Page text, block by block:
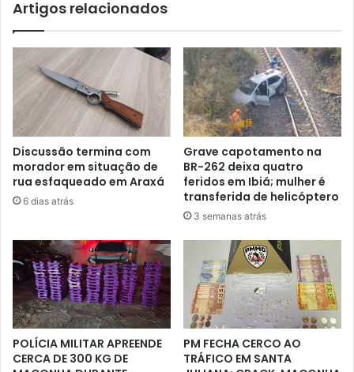
Artigos relacionados
Discussão termina com
morador em situação de
rua esfaqueado em Araxá
6 dias atrás
Grave capotamento na
BR-262 deixa quatro
feridos em Ibiá; mulher é
transferida de helicóptero
3 semanas atrás
POLÍCIA MILITAR APREENDE
CERCA DE 300 KG DE
PM FECHA CERCO AO
TRÁFICO EM SANTA